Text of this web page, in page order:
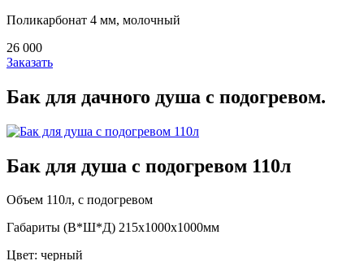
Поликарбонат 4 мм, молочный
26 000
Заказать
Бак для дачного душа с подогревом.
Бак для душа с подогревом 110л
Объем 110л, с подогревом
Габариты (В*Ш*Д) 215х1000х1000мм
Цвет: черный